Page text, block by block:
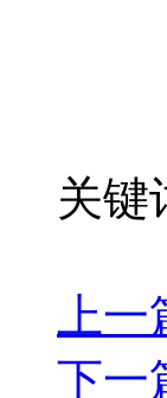
关键
上一
下一